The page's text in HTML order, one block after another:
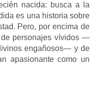
nacida: busca a la
es una historia sobre
Pero, por encima de
de personajes vívidos —
engañosos— y de
apasionante como un